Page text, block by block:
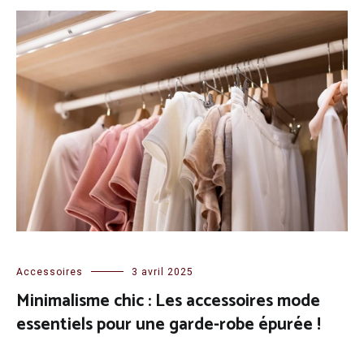
Accessoires 3 avril 2025
Minimalisme chic : Les accessoires mode
essentiels pour une garde-robe épurée !